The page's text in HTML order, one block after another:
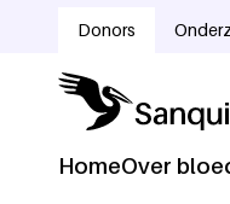
Donors
HomeOver